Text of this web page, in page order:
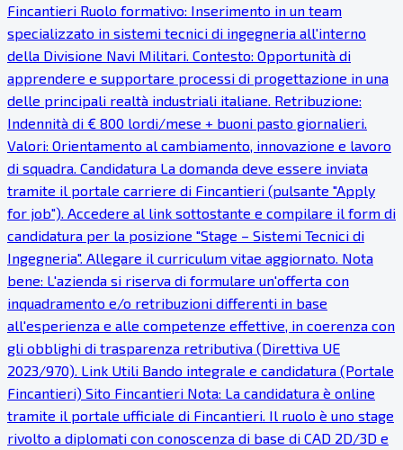
Fincantieri Ruolo formativo: Inserimento in un team
specializzato in sistemi tecnici di ingegneria all'interno
della Divisione Navi Militari. Contesto: Opportunità di
apprendere e supportare processi di progettazione in una
delle principali realtà industriali italiane. Retribuzione:
Indennità di € 800 lordi/mese + buoni pasto giornalieri.
Valori: Orientamento al cambiamento, innovazione e lavoro
di squadra. Candidatura La domanda deve essere inviata
tramite il portale carriere di Fincantieri (pulsante "Apply
for job"). Accedere al link sottostante e compilare il form di
candidatura per la posizione "Stage – Sistemi Tecnici di
Ingegneria". Allegare il curriculum vitae aggiornato. Nota
bene: L'azienda si riserva di formulare un'offerta con
inquadramento e/o retribuzioni differenti in base
all'esperienza e alle competenze effettive, in coerenza con
gli obblighi di trasparenza retributiva (Direttiva UE
2023/970). Link Utili Bando integrale e candidatura (Portale
Fincantieri) Sito Fincantieri Nota: La candidatura è online
tramite il portale ufficiale di Fincantieri. Il ruolo è uno stage
rivolto a diplomati con conoscenza di base di CAD 2D/3D e